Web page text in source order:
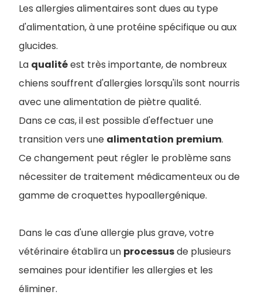
Les allergies alimentaires sont dues au type
d'alimentation, à une protéine spécifique ou aux
glucides.
La qualitéest très importante, de nombreux
chiens souffrent d'allergies lorsqu'ils sont nourris
avec une alimentation de piètre qualité.
Dans ce cas, il est possible d'effectuer une
transition vers une alimentation premium.
Ce changement peut régler le problème sans
nécessiter de traitement médicamenteux ou de
gamme de croquettes hypoallergénique.
Dans le cas d'une allergie plus grave, votre
vétérinaire établira un processusde plusieurs
semaines pour identifier les allergies et les
éliminer.